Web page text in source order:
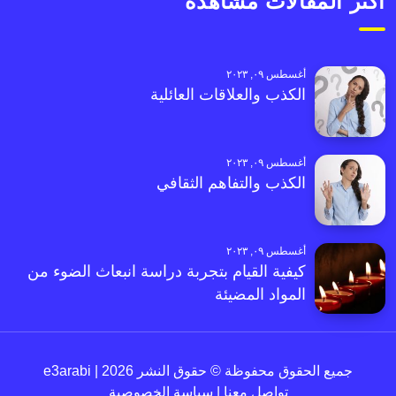
أغسطس ٠٩, ٢٠٢٣
الكذب والعلاقات العائلية
أغسطس ٠٩, ٢٠٢٣
الكذب والتفاهم الثقافي
أغسطس ٠٩, ٢٠٢٣
كيفية القيام بتجربة دراسة انبعاث الضوء من
المواد المضيئة
جميع الحقوق محفوظة © حقوق النشر 2026 | e3arabi
تواصل معنا
سياسة الخصوصية